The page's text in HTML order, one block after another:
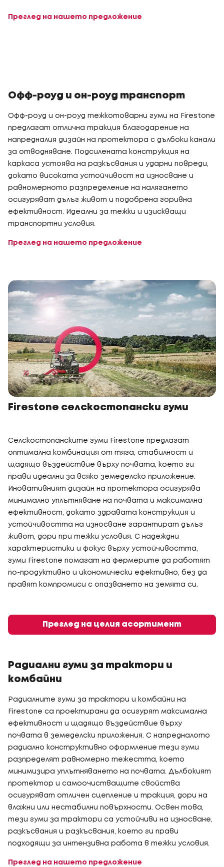
Преглед на нашето предложение
Офф-роуд и он-роуд транспорт
Офф-роуд и он-роуд тежкотоварни гуми на Firestone
предлагат отлична тракция благодарение на
напредналия дизайн на протектора с дълбоки канали
за отводняване. Подсилената конструкция на
каркаса устоява на разкъсвания и ударни повреди,
докато високата устойчивост на износване и
равномерното разпределение на налягането
осигуряват дълъг живот и подобрена горивна
ефективност. Идеални за тежки и изискващи
транспортни условия.
Преглед на нашето предложение
Firestone селскостопански гуми
Селскостопанските гуми Firestone предлагат
оптимална комбинация от тяга, стабилност и
щадящо въздействие върху почвата, което ги
прави идеални за всяко земеделско приложение.
Иновативният дизайн на протектора осигурява
минимално уплътняване на почвата и максимална
ефективност, докато здравата конструкция и
устойчивостта на износване гарантират дълъг
живот, дори при тежки условия. С надеждни
характеристики и фокус върху устойчивостта,
гуми Firestone помагат на фермерите да работят
по-продуктивно и икономически ефективно, без да
правят компромиси с опазването на земята си.
Преглед на целия асортимент
Радиални гуми за трактори и
комбайни
Радиалните гуми за трактори и комбайни на
Firestone са проектирани да осигурят максимална
ефективност и щадящо въздействие върху
почвата в земеделски приложения. С напредналото
радиално конструктивно оформление тези гуми
разпределят равномерно тежестта, което
минимизира уплътняването на почвата. Дълбокият
протектор и самоочистващите свойства
осигуряват отличен сцепление и тракция, дори на
влажни или нестабилни повърхности. Освен това,
тези гуми за трактори са устойчиви на износване,
разкъсвания и разкъсвания, което ги прави
подходящи за интензивна работа в тежки условия.
Преглед на нашето предложение